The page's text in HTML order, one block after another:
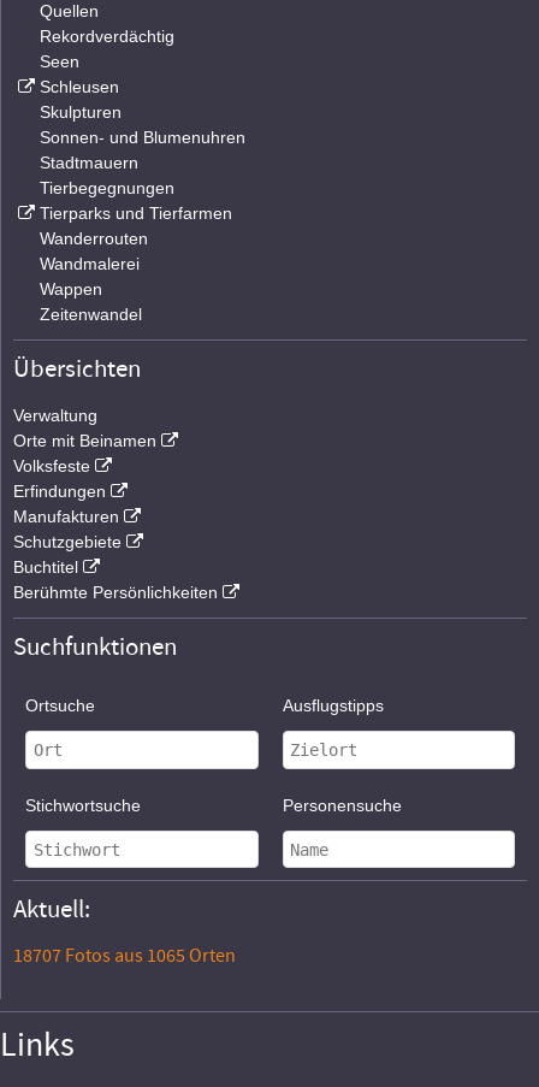
Quellen
Rekordverdächtig
Seen
Schleusen
Skulpturen
Sonnen- und Blumenuhren
Stadtmauern
Tierbegegnungen
Tierparks und Tierfarmen
Wanderrouten
Wandmalerei
Wappen
Zeitenwandel
Übersichten
Verwaltung
Orte mit Beinamen
Volksfeste
Erfindungen
Manufakturen
Schutzgebiete
Buchtitel
Berühmte Persönlichkeiten
Suchfunktionen
Ortsuche Ausflugstipps
Stichwortsuche Personensuche
Aktuell:
18707 Fotos aus 1065 Orten
Links